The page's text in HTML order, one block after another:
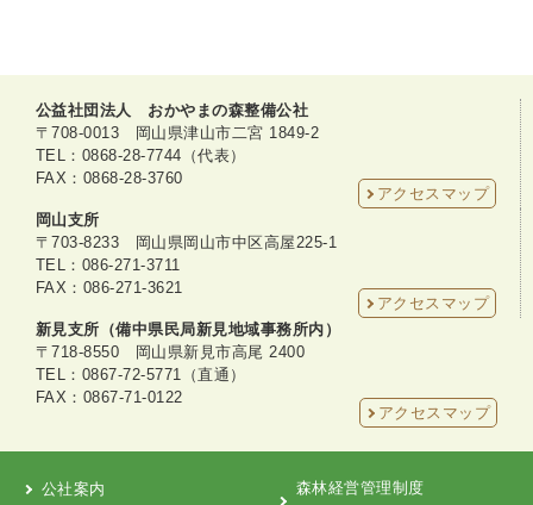
公益社団法人 おかやまの森整備公社
〒708-0013 岡山県津山市二宮 1849-2
TEL：0868-28-7744（代表）
FAX：0868-28-3760
アクセスマップ
岡山支所
〒703-8233 岡山県岡山市中区高屋225-1
TEL：086-271-3711
FAX：086-271-3621
アクセスマップ
新見支所（備中県民局新見地域事務所内）
〒718-8550 岡山県新見市高尾 2400
TEL：0867-72-5771（直通）
FAX：0867-71-0122
アクセスマップ
公社案内 森林経営管理制度